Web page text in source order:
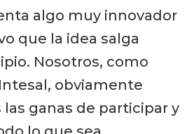
algo muy innovador
que la idea salga
Nosotros, como
obviamente
ganas de participar y